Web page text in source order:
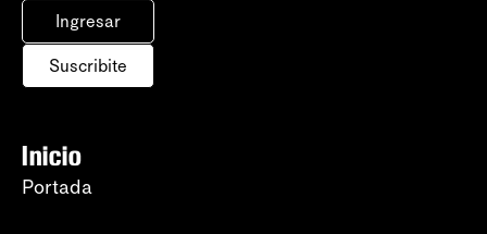
Ingresar
Suscribite
Inicio
Portada